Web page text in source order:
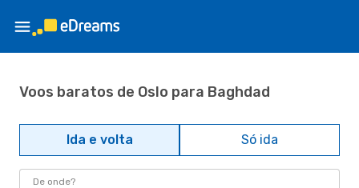
Voos baratos de Oslo para Baghdad
Ida e volta Só ida
De onde?